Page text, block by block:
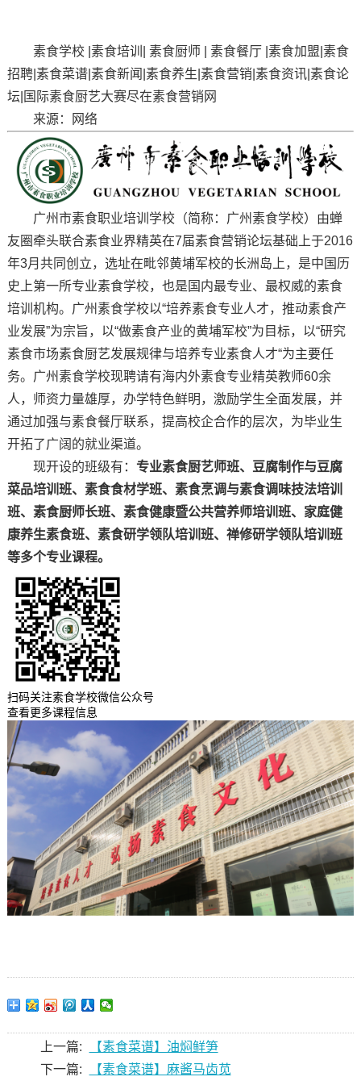
素食学校 |素食培训| 素食厨师 | 素食餐厅 |素食加盟|素食
招聘|素食菜谱|素食新闻|素食养生|素食营销|素食资讯|素食论
坛|国际素食厨艺大赛尽在素食营销网
来源：网络
广州市素食职业培训学校（简称：广州素食学校）由蝉
友圈牵头联合素食业界精英在7届素食营销论坛基础上于2016
年3月共同创立，选址在毗邻黄埔军校的长洲岛上，是中国历
史上第一所专业素食学校，也是国内最专业、最权威的素食
培训机构。广州素食学校以“培养素食专业人才，推动素食产
业发展”为宗旨，以“做素食产业的黄埔军校”为目标，以“研究
素食市场素食厨艺发展规律与培养专业素食人才“为主要任
务。广州素食学校现聘请有海内外素食专业精英教师60余
人，师资力量雄厚，办学特色鲜明，激励学生全面发展，并
通过加强与素食餐厅联系，提高校企合作的层次，为毕业生
开拓了广阔的就业渠道。
现开设的班级有： 专业素食厨艺师班、豆腐制作与豆腐
菜品培训班、素食食材学班、素食烹调与素食调味技法培训
班、素食厨师长班、素食健康暨公共营养师培训班、家庭健
康养生素食班、素食研学领队培训班、禅修研学领队培训班
等多个专业课程。
扫码关注素食学校微信公众号
查看更多课程信息
上一篇:
【素食菜谱】油焖鲜笋
下一篇:
【素食菜谱】麻酱马齿苋